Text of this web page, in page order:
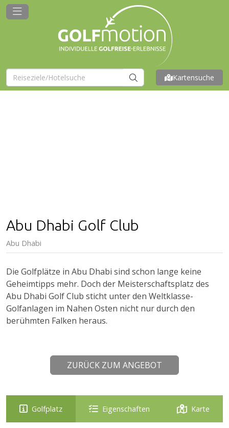
Kartensuche
Abu Dhabi Golf Club
Abu Dhabi
Die Golfplätze in Abu Dhabi sind schon lange keine
Geheimtipps mehr. Doch der Meisterschaftsplatz des
Abu Dhabi Golf Club sticht unter den Weltklasse-
Golfanlagen im Nahen Osten nicht nur durch den
berühmten Falken heraus.
ZURÜCK ZUM ANGEBOT
Golfplatz Eigenschaften Karte